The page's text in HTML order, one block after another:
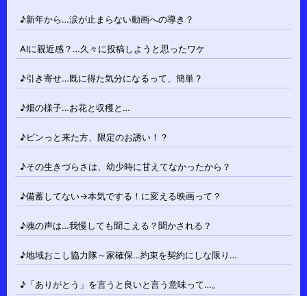
♪新年から…涙が止まらない動画への導き？
AIに親近感？…久々に投稿しようと思ったワケ
♪引き寄せ…既に得た気分になるって、簡単？
♪畑の様子…お花と収穫と…
♪ピンっと来た方、限定のお誘い！？
♪その生きづらさは、幼少時に甘えてなかったから？
♪備蓄してない→本気でする！に変える映画って？
♪魂の声は…我慢しても聞こえる？聞かされる？
♪地域おこし協力隊～家確保…約束を契約にしな限り…
♪「ありがとう」を言うと良いと言う意味って…。